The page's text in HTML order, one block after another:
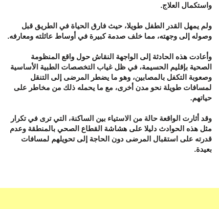
واستكمال العلاج.
ولم يمهل القدر الطفل طويلا، حيث فارق الحياة في الطريق قبل
وصوله إلى وجهته، مما خلف صدمة كبيرة في أوساط عائلته ومعارفه.
وأعادت هذه الحادثة إلى الواجهة النقاش حول واقع المنظومة
الصحية بإقليم الحسيمة، في ظل غياب التخصصات الطبية الأساسية
وصعوبة التكفل بالمصابين، وهو ما يضطر المرضى إلى التنقل
لمسافات طويلة نحو مدن أخرى، مع ما يحمله ذلك من مخاطر على
حياتهم.
وقد أثارت الواقعة حالة من الاستياء بين الساكنة، التي ترى في تكرار
مثل هذه الحوادث دليلا على هشاشة القطاع الصحي بالمنطقة وعدم
قدرته على استقبال المرضى دون الحاجة إلى تحويلهم لمسافات
بعيدة.